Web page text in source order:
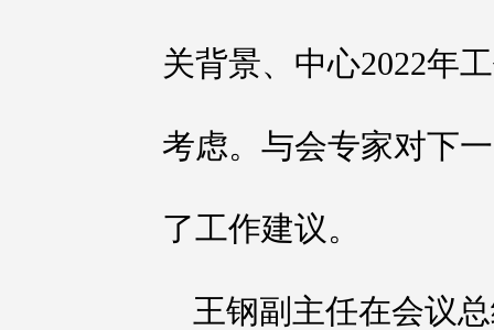
关背景、中心2022年
考虑。与会专家对下
了工作建议。
王钢副主任在会议